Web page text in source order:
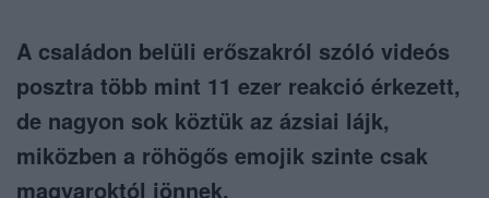
A családon belüli erőszakról szóló videós
posztra több mint 11 ezer reakció érkezett,
de nagyon sok köztük az ázsiai lájk,
miközben a röhögős emojik szinte csak
magyaroktól jönnek.